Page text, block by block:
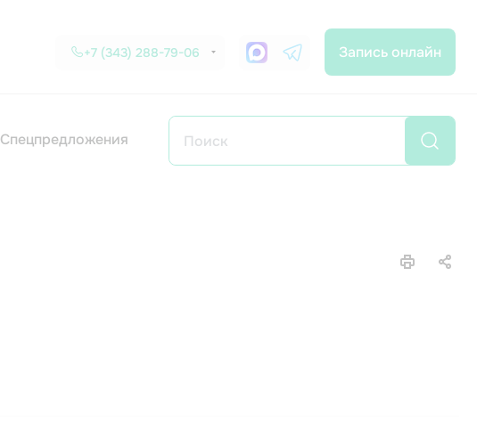
+7 (343) 288-79-06 Запись онлайн
Спецпредложения